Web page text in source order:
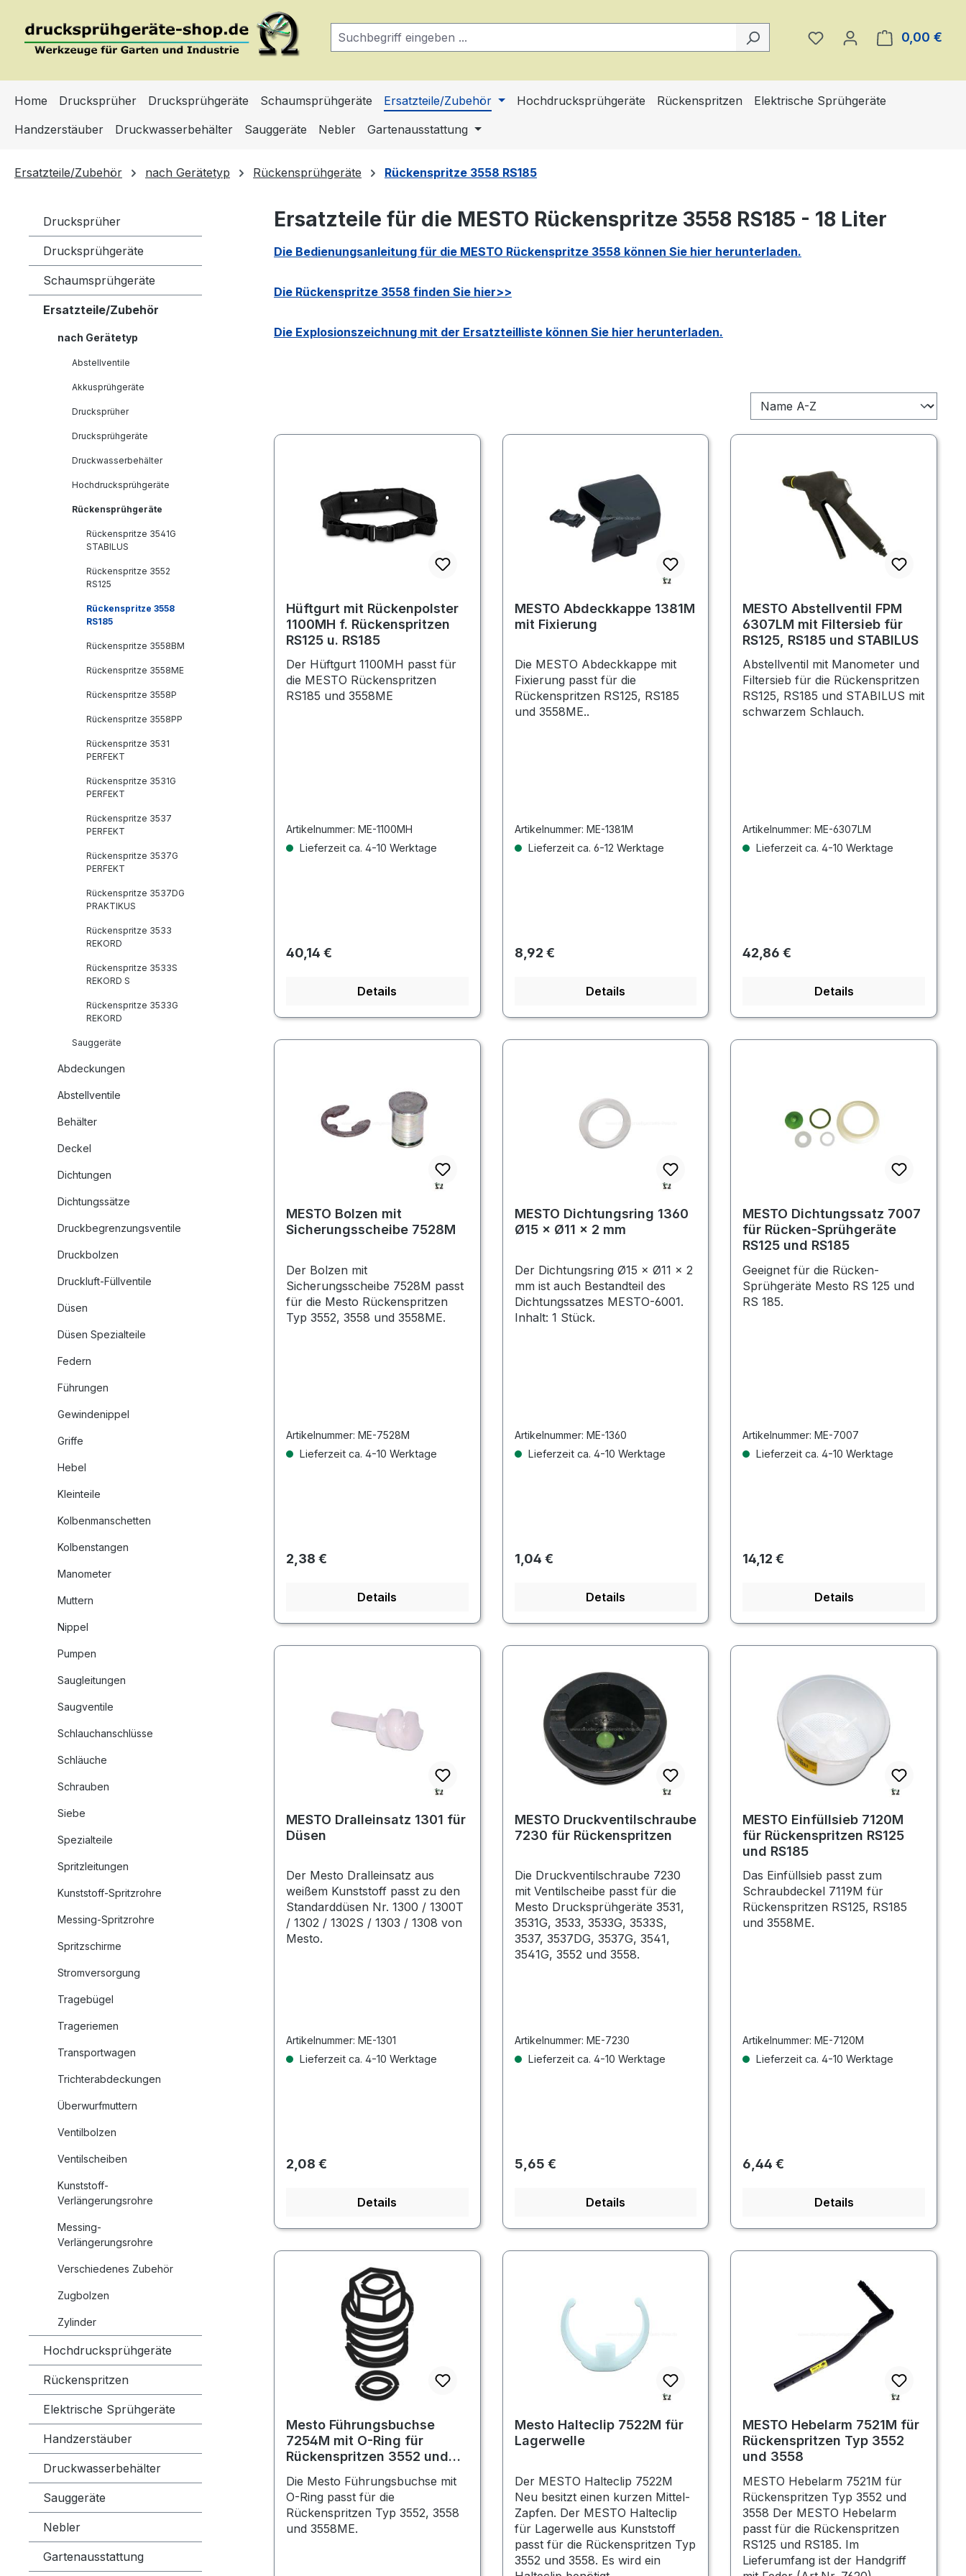
Du hast 0 Produkte auf
0,00 €
Home Drucksprüher Drucksprühgeräte Schaumsprühgeräte Ersatzteile/Zubehör Hochdrucksprühgeräte Rückenspritzen
Elektrische Sprühgeräte
Handzerstäuber
Druckwasserbehälter Sauggeräte Nebler Gartenausstattung
Ersatzteile/Zubehör nach Gerätetyp Rückensprühgeräte Rückenspritze 3558 RS185
Drucksprüher
Drucksprühgeräte
Schaumsprühgeräte
Ersatzteile/Zubehör
nach Gerätetyp
Abstellventile
Akkusprühgeräte
Drucksprüher
Drucksprühgeräte
Druckwasserbehälter
Hochdrucksprühgeräte
Rückensprühgeräte
Rückenspritze 3541G
STABILUS
Rückenspritze 3552
RS125
Rückenspritze 3558
RS185
Rückenspritze 3558BM
Rückenspritze 3558ME
Rückenspritze 3558P
Rückenspritze 3558PP
Rückenspritze 3531
PERFEKT
Rückenspritze 3531G
PERFEKT
Rückenspritze 3537
PERFEKT
Rückenspritze 3537G
PERFEKT
Rückenspritze 3537DG
PRAKTIKUS
Rückenspritze 3533
REKORD
Rückenspritze 3533S
REKORD S
Rückenspritze 3533G
REKORD
Sauggeräte
Abdeckungen
Abstellventile
Behälter
Deckel
Dichtungen
Dichtungssätze
Druckbegrenzungsventile
Druckbolzen
Druckluft-Füllventile
Düsen
Düsen Spezialteile
Federn
Führungen
Gewindenippel
Griffe
Hebel
Kleinteile
Kolbenmanschetten
Kolbenstangen
Manometer
Muttern
Nippel
Pumpen
Saugleitungen
Saugventile
Schlauchanschlüsse
Schläuche
Schrauben
Siebe
Spezialteile
Spritzleitungen
Kunststoff-Spritzrohre
Messing-Spritzrohre
Spritzschirme
Stromversorgung
Tragebügel
Trageriemen
Transportwagen
Trichterabdeckungen
Überwurfmuttern
Ventilbolzen
Ventilscheiben
Kunststoff-
Verlängerungsrohre
Messing-
Verlängerungsrohre
Verschiedenes Zubehör
Zugbolzen
Zylinder
Hochdrucksprühgeräte
Rückenspritzen
Elektrische Sprühgeräte
Handzerstäuber
Druckwasserbehälter
Sauggeräte
Nebler
Gartenausstattung
Ersatzteile für die MESTO Rückenspritze 3558 RS185 - 18 Liter
Die Bedienungsanleitung für die MESTO Rückenspritze 3558 können Sie hier herunterladen.
Die Rückenspritze 3558 finden Sie hier>>
Die Explosionszeichnung mit der Ersatzteilliste können Sie hier herunterladen.
Hüftgurt mit Rückenpolster
1100MH f. Rückenspritzen
RS125 u. RS185
Der Hüftgurt 1100MH passt für
die MESTO Rückenspritzen
RS185 und 3558ME
Artikelnummer: ME-1100MH
Lieferzeit ca. 4-10 Werktage
Regulärer Preis:
40,14 €
Details
MESTO Abdeckkappe 1381M
mit Fixierung
Die MESTO Abdeckkappe mit
Fixierung passt für die
Rückenspritzen RS125, RS185
und 3558ME..
Artikelnummer: ME-1381M
Lieferzeit ca. 6-12 Werktage
Regulärer Preis:
8,92 €
Details
MESTO Abstellventil FPM
6307LM mit Filtersieb für
RS125, RS185 und STABILUS
Abstellventil mit Manometer und
Filtersieb für die Rückenspritzen
RS125, RS185 und STABILUS mit
schwarzem Schlauch.
Artikelnummer:ME-6307LM
Lieferzeit ca. 4-10 Werktage
Regulärer Preis:
42,86 €
Details
MESTO Bolzen mit
Sicherungsscheibe 7528M
Der Bolzen mit
Sicherungsscheibe 7528M passt
für die Mesto Rückenspritzen
Typ 3552, 3558 und 3558ME.
Artikelnummer: ME-7528M
Lieferzeit ca. 4-10 Werktage
Regulärer Preis:
2,38 €
Details
MESTO Dichtungsring 1360
Ø15 × Ø11 × 2 mm
Der Dichtungsring Ø15 × Ø11 × 2
mm ist auch Bestandteil des
Dichtungssatzes MESTO-6001.
Inhalt: 1 Stück.
Artikelnummer: ME-1360
Lieferzeit ca. 4-10 Werktage
Regulärer Preis:
1,04 €
Details
MESTO Dichtungssatz 7007
für Rücken-Sprühgeräte
RS125 und RS185
Geeignet für die Rücken-
Sprühgeräte Mesto RS 125 und
RS 185.
Artikelnummer:ME-7007
Lieferzeit ca. 4-10 Werktage
Regulärer Preis:
14,12 €
Details
MESTO Dralleinsatz 1301 für
Düsen
Der Mesto Dralleinsatz aus
weißem Kunststoff passt zu den
Standarddüsen Nr. 1300 / 1300T
/ 1302 / 1302S / 1303 / 1308 von
Mesto.
Artikelnummer: ME-1301
Lieferzeit ca. 4-10 Werktage
Regulärer Preis:
2,08 €
Details
MESTO Druckventilschraube
7230 für Rückenspritzen
Die Druckventilschraube 7230
mit Ventilscheibe passt für die
Mesto Drucksprühgeräte 3531,
3531G, 3533, 3533G, 3533S,
3537, 3537DG, 3537G, 3541,
3541G, 3552 und 3558.
Artikelnummer: ME-7230
Lieferzeit ca. 4-10 Werktage
Regulärer Preis:
5,65 €
Details
MESTO Einfüllsieb 7120M
für Rückenspritzen RS125
und RS185
Das Einfüllsieb passt zum
Schraubdeckel 7119M für
Rückenspritzen RS125, RS185
und 3558ME.
Artikelnummer:ME-7120M
Lieferzeit ca. 4-10 Werktage
Regulärer Preis:
6,44 €
Details
Mesto Führungsbuchse
7254M mit O-Ring für
Rückenspritzen 3552 und
Die Mesto Führungsbuchse mit
O-Ring passt für die
Rückenspritzen Typ 3552, 3558
und 3558ME.
Mesto Halteclip 7522M für
Lagerwelle
Der MESTO Halteclip 7522M
Neu besitzt einen kurzen Mittel-
Zapfen. Der MESTO Halteclip
für Lagerwelle aus Kunststoff
passt für die Rückenspritzen Typ
3552 und 3558. Es wird ein
MESTO Hebelarm 7521M für
Rückenspritzen Typ 3552
und 3558
MESTO Hebelarm 7521M für
Rückenspritzen Typ 3552 und
3558 Der MESTO Hebelarm
passt für die Rückenspritzen
RS125 und RS185. Im
Lieferumfang ist der Handgriff